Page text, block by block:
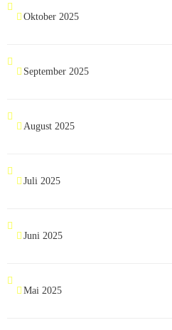
Oktober 2025
September 2025
August 2025
Juli 2025
Juni 2025
Mai 2025